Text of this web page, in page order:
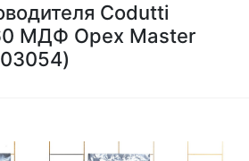
Codutti
МДФ Орех Master